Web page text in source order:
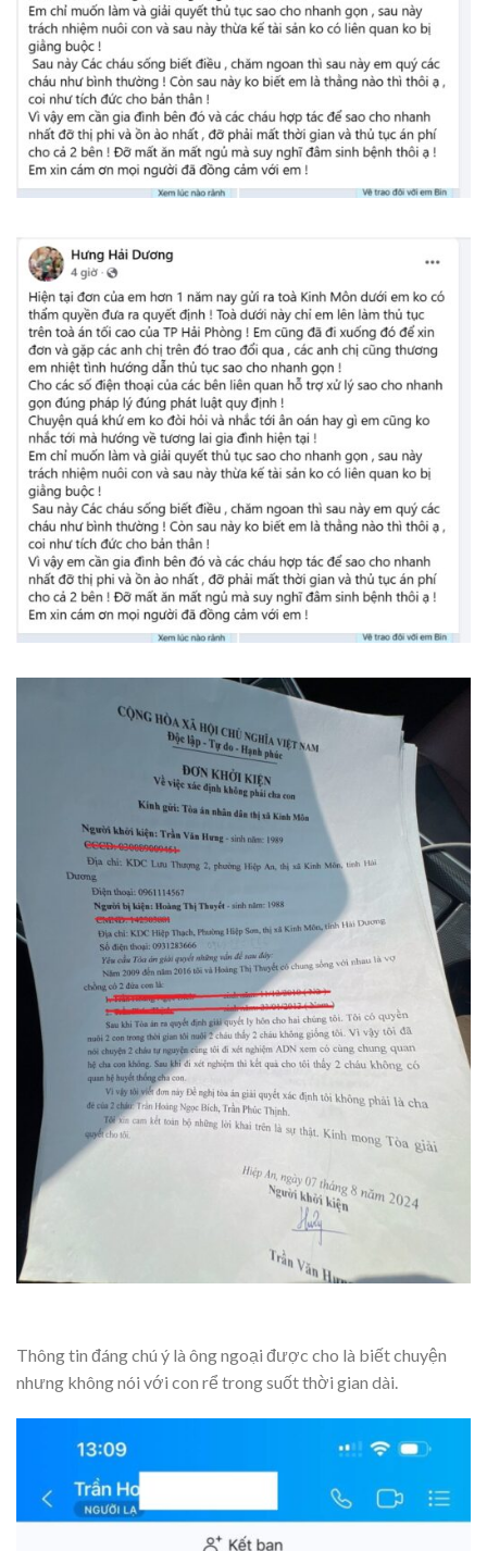
Thông tin đáng chú ý là ông ngoại được cho là biết chuyện
nhưng không nói với con rể trong suốt thời gian dài.